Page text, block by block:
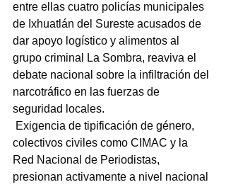
entre ellas cuatro policías municipales
de Ixhuatlán del Sureste acusados de
dar apoyo logístico y alimentos al
grupo criminal La Sombra, reaviva el
debate nacional sobre la infiltración del
narcotráfico en las fuerzas de
seguridad locales.
Exigencia de tipificación de género,
colectivos civiles como CIMAC y la
Red Nacional de Periodistas,
presionan activamente a nivel nacional